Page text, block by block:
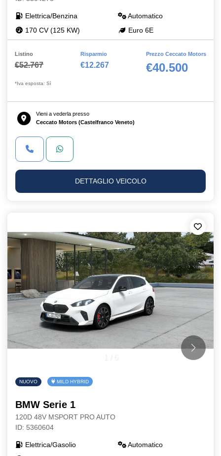
Elettrica/Benzina
Automatico
170 CV (125 KW)
Euro 6E
Listino
€52.767
Risparmio
€12.267
Prezzo Ceccato Motors
€40.500
*Iva esposta: Sì
Vieni a vederla presso
Ceccato Motors (Castelfranco Veneto)
DETTAGLIO VEICOLO
NUOVO MILD HYBRID
BMW Serie 1
120D 48V MSPORT PRO AUTO
ID: 5360604
Elettrica/Gasolio
Automatico